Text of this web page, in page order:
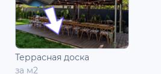
Террасная доска
за м2